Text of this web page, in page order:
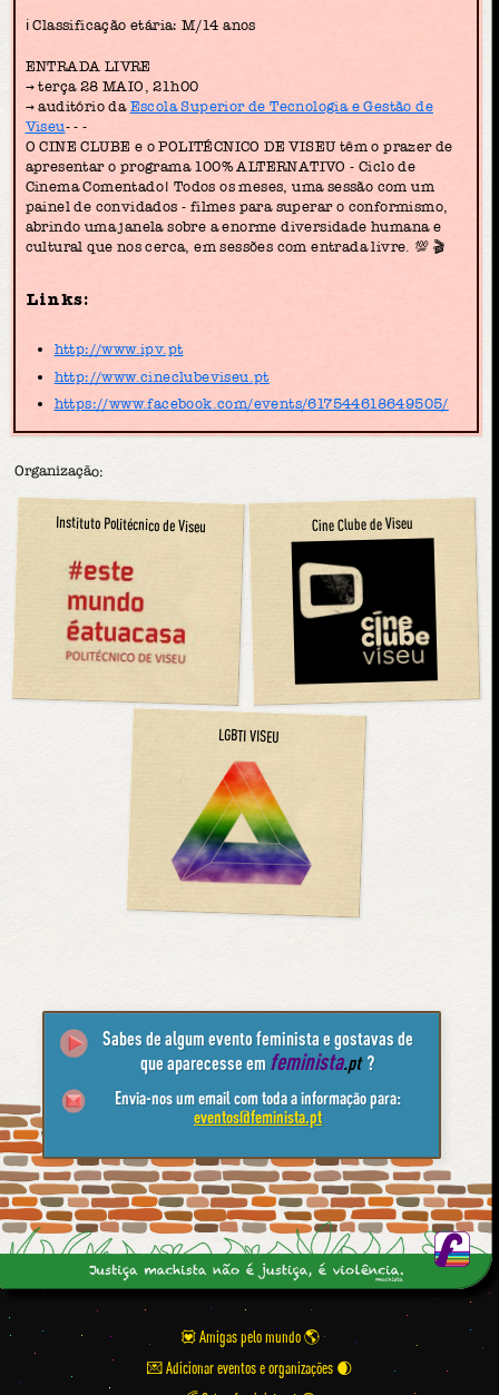
ℹ️ Classificação etária: M/14 anos
ENTRADA LIVRE
→ terça 28 MAIO, 21h00
→ auditório da Escola Superior de Tecnologia e Gestão de
Viseu- - -
O CINE CLUBE e o POLITÉCNICO DE VISEU têm o prazer de
apresentar o programa 100% ALTERNATIVO - Ciclo de
Cinema Comentado! Todos os meses, uma sessão com um
painel de convidados - filmes para superar o conformismo,
abrindo uma janela sobre a enorme diversidade humana e
cultural que nos cerca, em sessões com entrada livre. 💯 🎬
Links:
http://www.ipv.pt
http://www.cineclubeviseu.pt
https://www.facebook.com/events/617544618649505/
Organização:
Instituto Politécnico de Viseu Cine Clube de Viseu
LGBTI VISEU
Sabes de algum evento feminista e gostavas de
que aparecesse em feminista.pt ?
Envia-nos um email com toda a informação para:
eventos@feminista.pt
💟 Amigas pelo mundo
💌 Adicionar eventos e organizações